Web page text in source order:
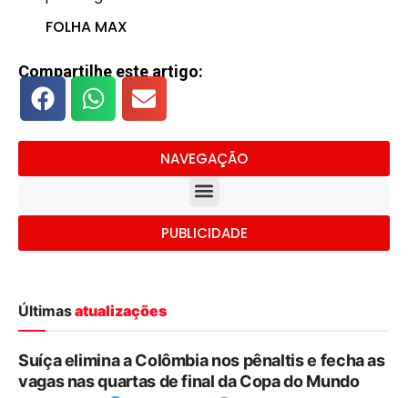
FOLHA MAX
Compartilhe este artigo:
NAVEGAÇÃO
PUBLICIDADE
Últimasatualizações
Suíça elimina a Colômbia nos pênaltis e fecha as
vagas nas quartas de final da Copa do Mundo